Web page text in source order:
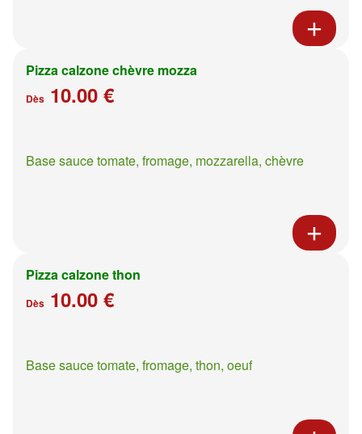
Pizza calzone chèvre mozza
Dès 10.00 €
Base sauce tomate, fromage, mozzarella, chèvre
Pizza calzone thon
Dès 10.00 €
Base sauce tomate, fromage, thon, oeuf